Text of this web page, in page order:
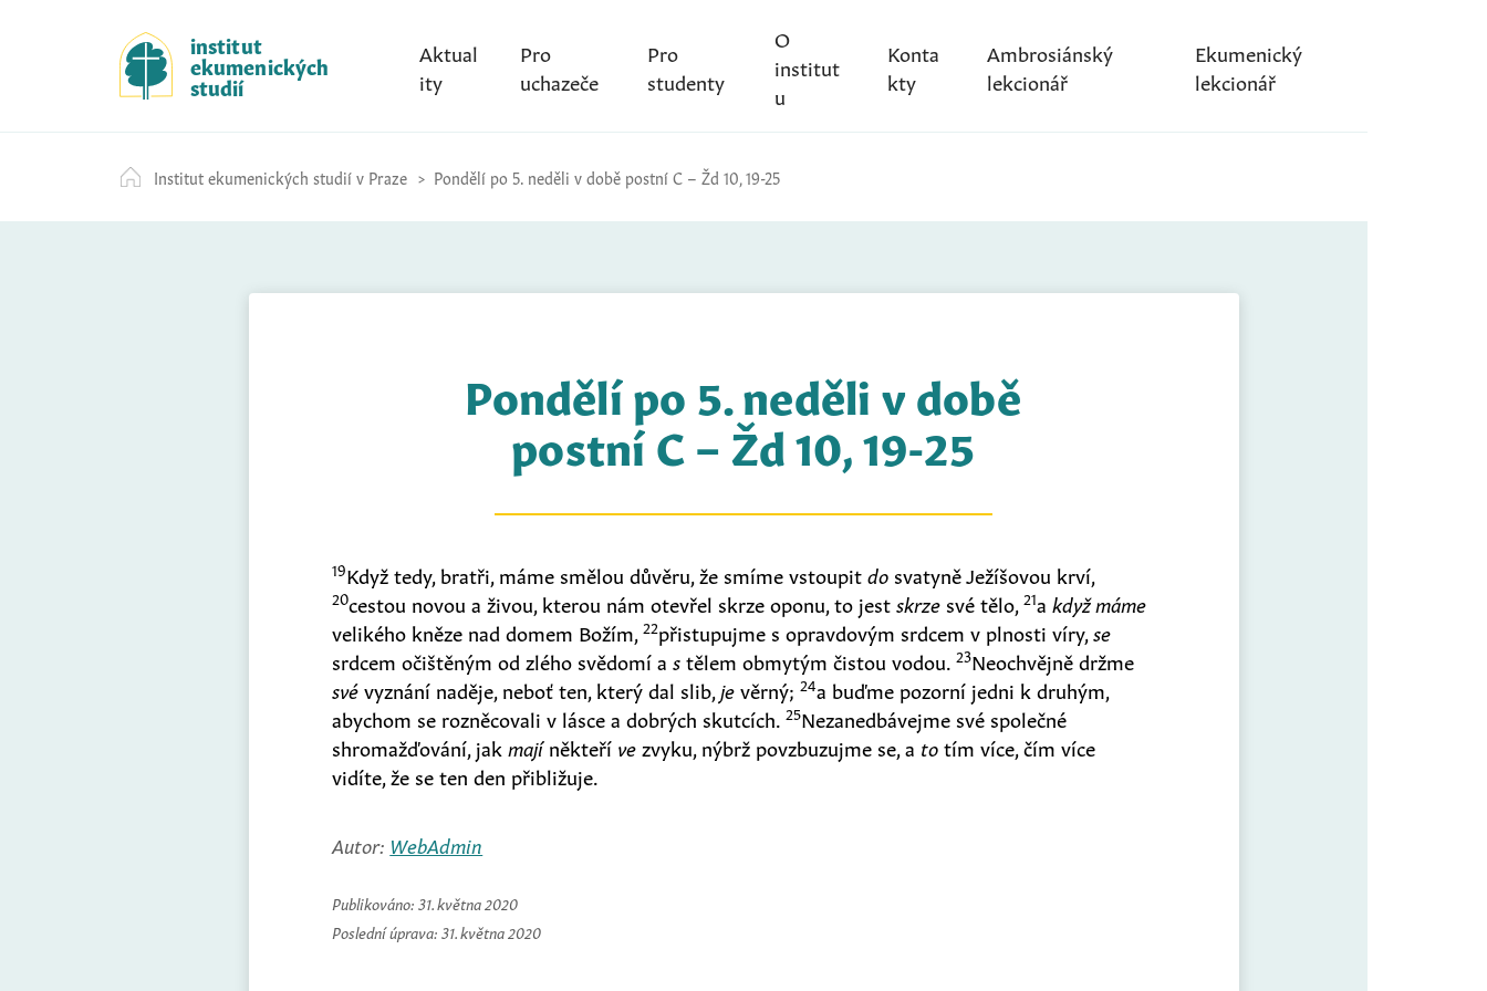
k
i
p
t
c
o
institut
ekumenických
studií
Aktual
ity
Pro
uchazeče
Pro
studenty
O
institut
u
Konta
kty
Ambrosiánský
lekcionář
Ekumenický
lekcionář
Institut ekumenických studií v Praze Pondělí po 5. neděli v době postní C – Žd 10, 19-25
Pondělí po 5. neděli v době
postní C – Žd 10, 19-25
19Když tedy, bratři, máme smělou důvěru, že smíme vstoupitdo svatyně Ježíšovou krví,
20cestou novou a živou, kterou nám otevřel skrze oponu, to jest skrze své tělo,21a když máme
velikého kněze nad domem Božím,22přistupujme s opravdovým srdcem v plnosti víry, se
srdcem očištěným od zlého svědomí a stělem obmytým čistou vodou.23Neochvějně držme
svévyznání naděje, neboť ten, který dal slib, jevěrný;24a buďme pozorní jedni k druhým,
abychom se rozněcovali v lásce a dobrých skutcích.25Nezanedbávejme své společné
shromažďování, jak majíněkteří ve zvyku, nýbrž povzbuzujme se, a totím více, čím více
vidíte, že se ten den přibližuje.
Autor: WebAdmin
Publikováno: 31. května 2020
Poslední úprava: 31. května 2020